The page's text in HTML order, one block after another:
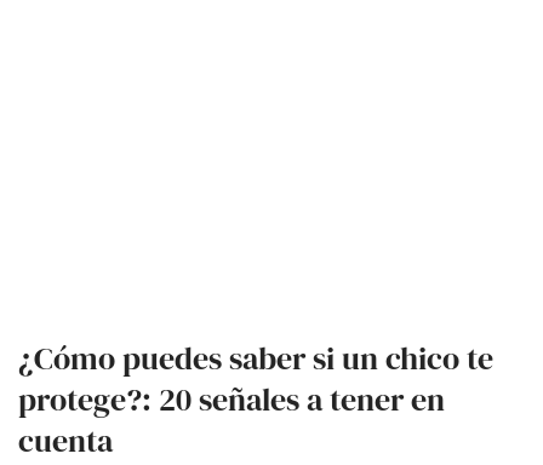
¿Cómo puedes saber si un chico te
protege?: 20 señales a tener en
cuenta